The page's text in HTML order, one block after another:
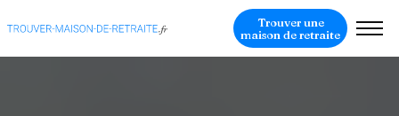
Trouver une
maison de retraite